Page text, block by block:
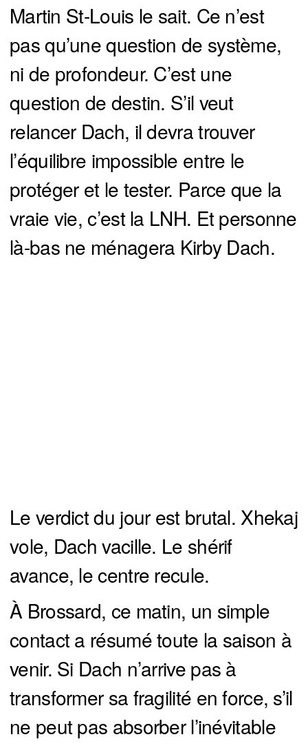
Martin St-Louis le sait. Ce n’est
pas qu’une question de système,
ni de profondeur. C’est une
question de destin. S’il veut
relancer Dach, il devra trouver
l’équilibre impossible entre le
protéger et le tester. Parce que la
vraie vie, c’est la LNH. Et personne
là-bas ne ménagera Kirby Dach.
Le verdict du jour est brutal. Xhekaj
vole, Dach vacille. Le shérif
avance, le centre recule.
À Brossard, ce matin, un simple
contact a résumé toute la saison à
venir. Si Dach n’arrive pas à
transformer sa fragilité en force, s’il
ne peut pas absorber l’inévitable